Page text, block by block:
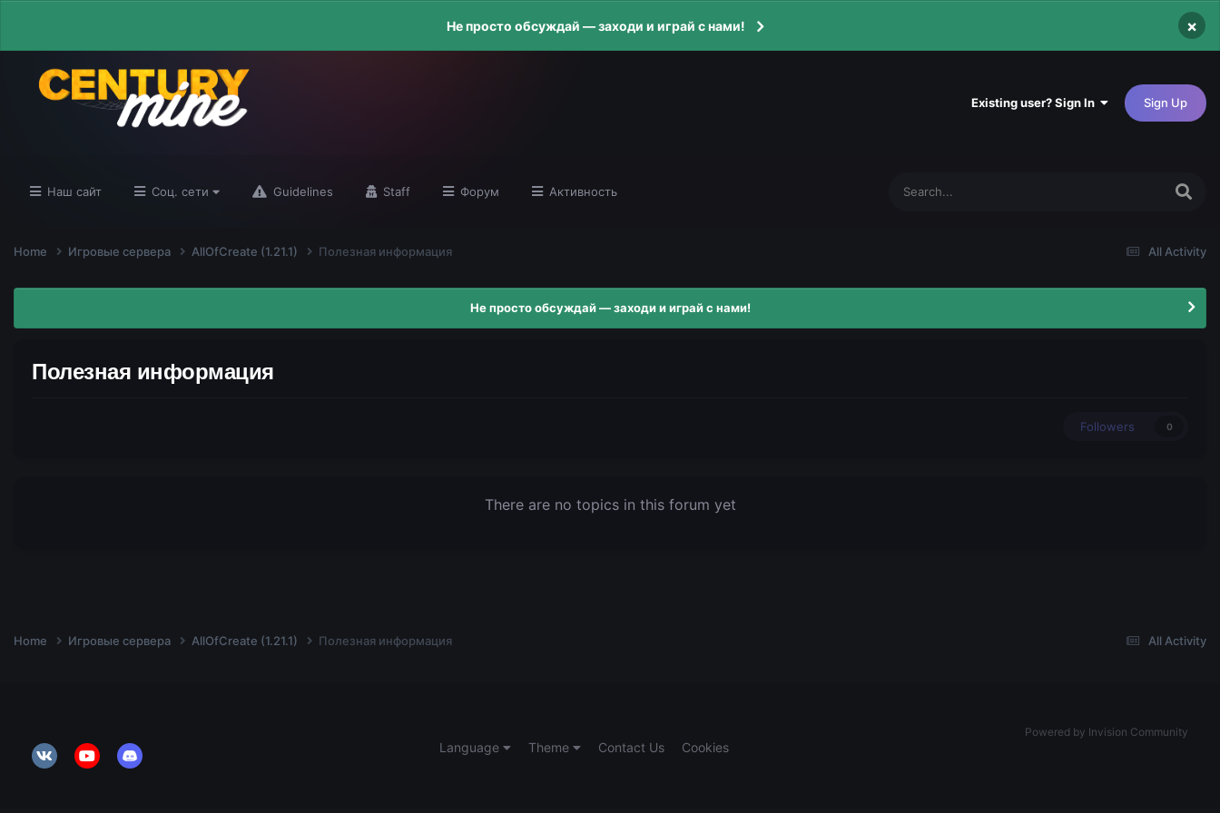
Не просто обсуждай — заходи и играй с нами! ×
Existing user? Sign In Sign Up
Наш сайт Соц. сети Guidelines Staff Форум Активность
All Activity
Home Игровые сервера AllOfCreate (1.21.1) Полезная информация
Не просто обсуждай — заходи и играй с нами!
Полезная информация
Followers 0
There are no topics in this forum yet
All Activity
Home Игровые сервера AllOfCreate (1.21.1) Полезная информация
Language Theme Contact Us Cookies
Powered by Invision Community